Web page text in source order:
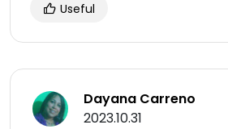
Useful
Dayana Carreno
2023.10.31